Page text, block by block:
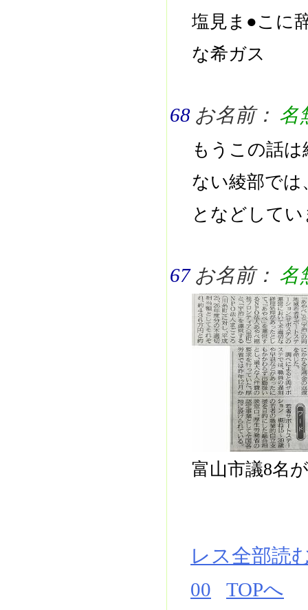
塩見ま●こに
な希ガス
68 お名前： 名
もうこの話
ない綾部で
となどして
67 お名前： 名
富山市議8名
レス全部読
00
TOPへ